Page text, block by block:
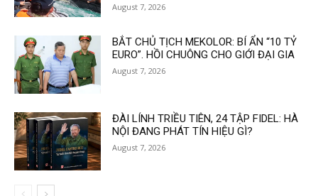
August 7, 2026
BẮT CHỦ TỊCH MEKOLOR: BÍ ẨN “10 TỶ
EURO”. HỒI CHUÔNG CHO GIỚI ĐẠI GIA
August 7, 2026
ĐÀI LÍNH TRIỀU TIÊN, 24 TẬP FIDEL: HÀ
NỘI ĐANG PHÁT TÍN HIỆU GÌ?
August 7, 2026